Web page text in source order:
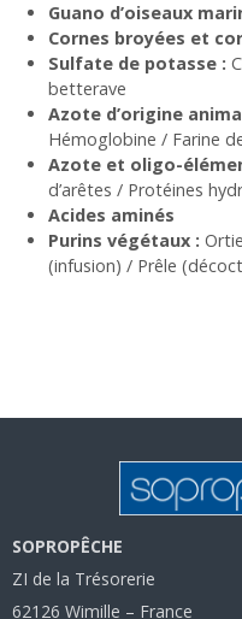
Guano d’oiseaux
Cornes broyées et
Sulfate de potasse :
betterave
Azote d’origine
Hémoglobine / Farine
Azote et oligo-
d’arêtes / Protéines
Acides aminés
Purins végétaux :
(infusion) / Prêle
SOPROPÊCHE
ZI de la Trésorerie
62126 Wimille – France